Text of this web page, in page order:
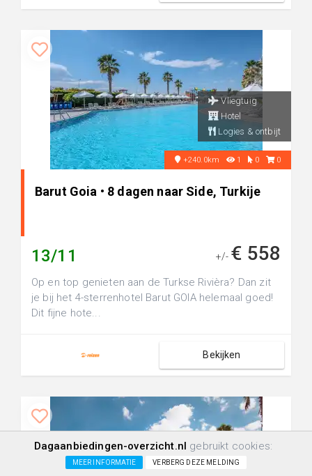
Vliegtuig
Hotel
Logies & ontbijt
+240.0km 1 0 0
Barut Goia • 8 dagen naar Side, Turkije
13/11 +/- € 558
Op en top genieten aan de Turkse Rivièra? Dan zit
je bij het 4-sterrenhotel Barut GOIA helemaal goed!
Dit fijne hote...
Bekijken
Vliegtuig
Dagaanbiedingen-overzicht.nl gebruikt cookies:
MEER INFORMATIE VERBERG DEZE MELDING